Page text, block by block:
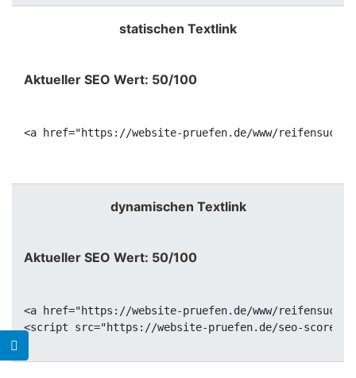
statischen Textlink
Aktueller SEO Wert: 50/100
<a href="https://website-pruefen.de/www/
dynamischen Textlink
Aktueller SEO Wert: 50/100
<a href="https://website-pruefen.de/www/